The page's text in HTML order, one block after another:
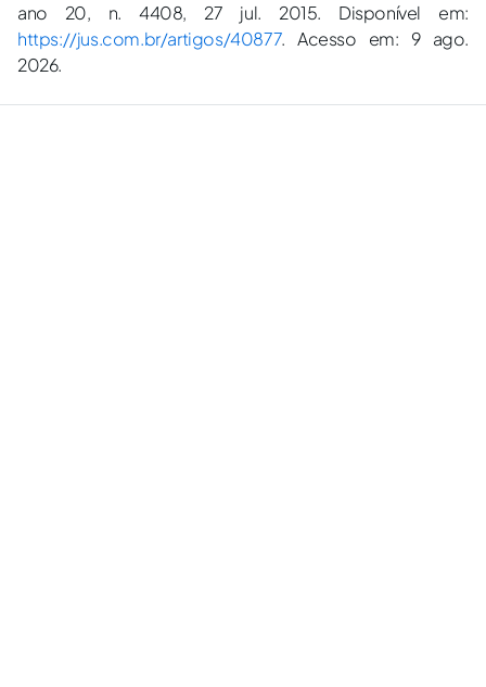
ano 20, n. 4408, 27 jul. 2015. Disponível em:
https://jus.com.br/artigos/40877. Acesso em: 9 ago.
2026.